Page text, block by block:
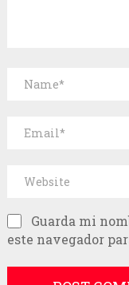
Guarda mi
este navegador